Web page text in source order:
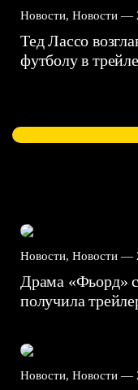
Новости, Новости —
Тед Лассо
футболу в
Новости, Новости —
Драма «Фьорд»
получила
Новости, Новости —